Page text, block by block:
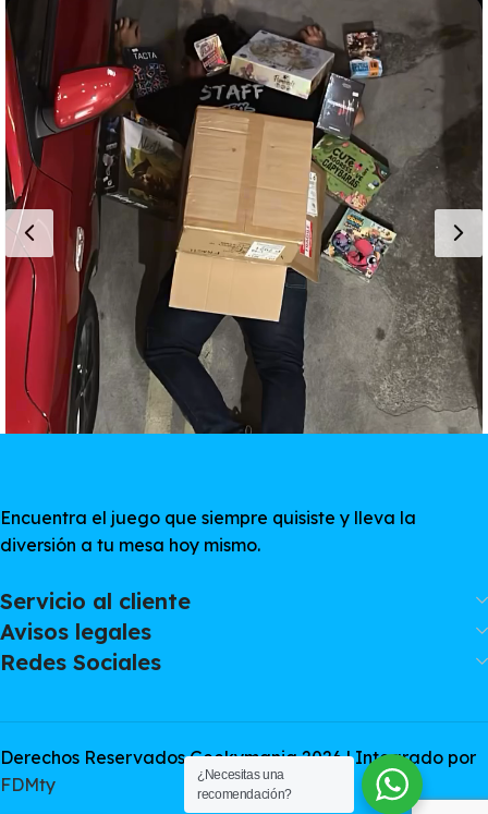
Encuentra el juego que siempre quisiste y lleva la
diversión a tu mesa hoy mismo.
Servicio al cliente
Avisos legales
Redes Sociales
Derechos Reservados Geekymania 2026 | Integrado por
FDMty
¿Necesitas una
recomendación?